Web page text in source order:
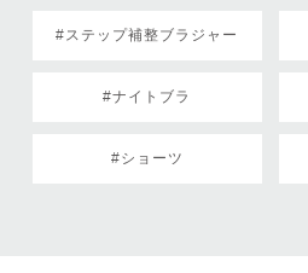
#ステップ補整ブラジャー
#ナイトブラ
#ショーツ